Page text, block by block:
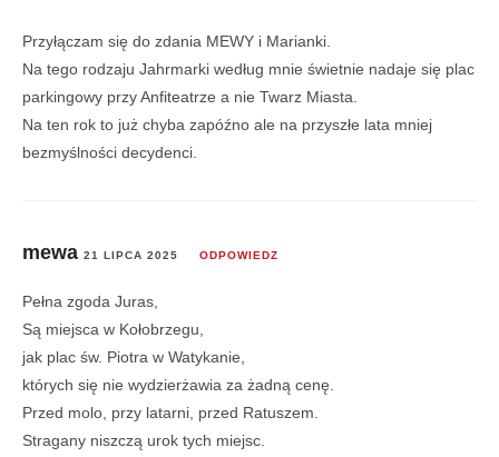
Przyłączam się do zdania MEWY i Marianki.
Na tego rodzaju Jahrmarki według mnie świetnie nadaje się plac
parkingowy przy Anfiteatrze a nie Twarz Miasta.
Na ten rok to już chyba zapóźno ale na przyszłe lata mniej
bezmyślności decydenci.
mewa 21 LIPCA 2025 ODPOWIEDZ
Pełna zgoda Juras,
Są miejsca w Kołobrzegu,
jak plac św. Piotra w Watykanie,
których się nie wydzierżawia za żadną cenę.
Przed molo, przy latarni, przed Ratuszem.
Stragany niszczą urok tych miejsc.